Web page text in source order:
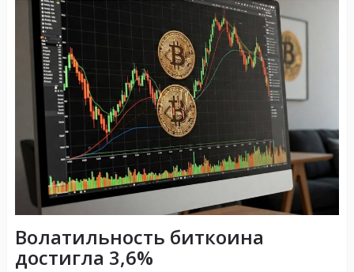
Волатильность биткоина
достигла 3,6%